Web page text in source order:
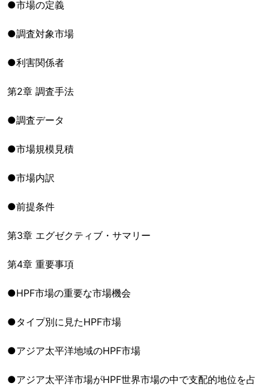
●市場の定義
●調査対象市場
●利害関係者
第2章 調査手法
●調査データ
●市場規模見積
●市場内訳
●前提条件
第3章 エグゼクティブ・サマリー
第4章 重要事項
●HPF市場の重要な市場機会
●タイプ別に見たHPF市場
●アジア太平洋地域のHPF市場
●アジア太平洋市場がHPF世界市場の中で支配的地位を占